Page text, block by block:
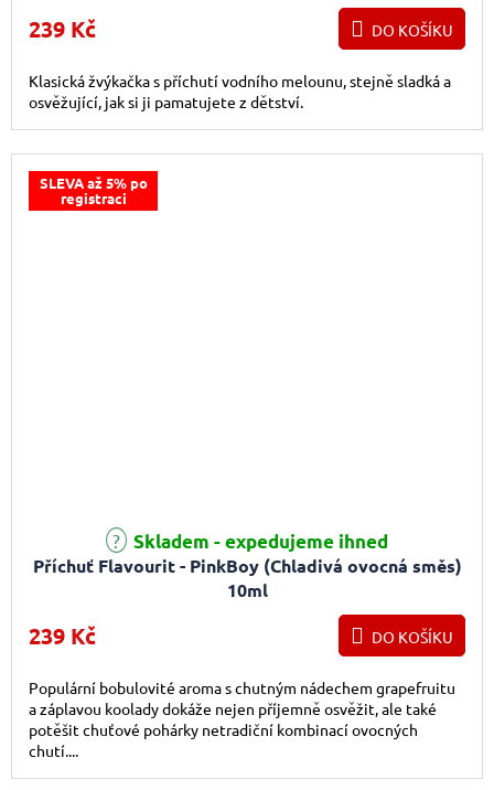
239 Kč DO KOŠÍKU
Klasická žvýkačka s příchutí vodního melounu, stejně sladká a
osvěžující, jak si ji pamatujete z dětství.
SLEVA až 5% po
registraci
Příchuť Flavourit - PinkBoy (Chladivá ovocná směs)
10ml
Skladem - expedujeme ihned
239 Kč DO KOŠÍKU
Populární bobulovité aroma s chutným nádechem grapefruitu
a záplavou koolady dokáže nejen příjemně osvěžit, ale také
potěšit chuťové pohárky netradiční kombinací ovocných
chutí....